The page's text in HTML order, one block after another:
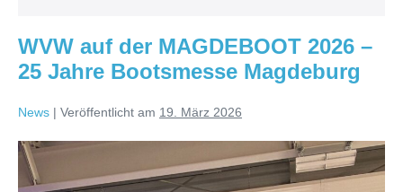
WVW auf der MAGDEBOOT 2026 –
25 Jahre Bootsmesse Magdeburg
News | Veröffentlicht am 19. März 2026
WVW
auf